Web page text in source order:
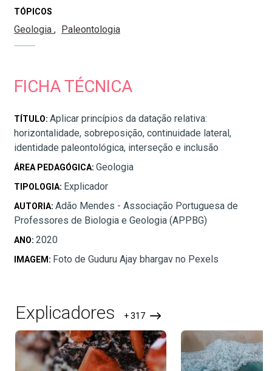
TÓPICOS
Geologia Paleontologia
FICHA TÉCNICA
TÍTULO: Aplicar princípios da datação relativa:
horizontalidade, sobreposição, continuidade lateral,
identidade paleontológica, interseção e inclusão
ÁREA PEDAGÓGICA: Geologia
TIPOLOGIA: Explicador
AUTORIA: Adão Mendes - Associação Portuguesa de
Professores de Biologia e Geologia (APPBG)
ANO: 2020
IMAGEM: Foto de Guduru Ajay bhargav no Pexels
Explicadores + 317